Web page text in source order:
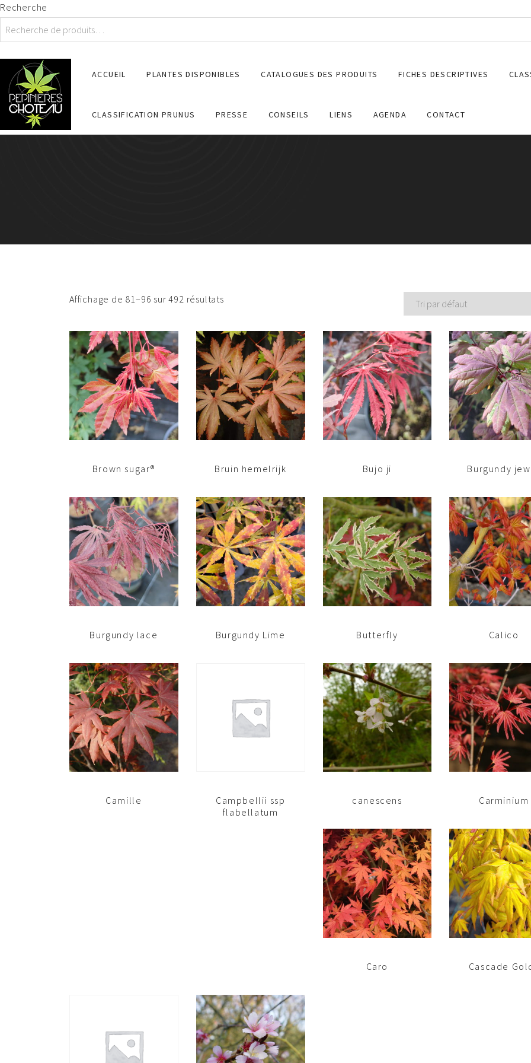
Recherche
ACCUEIL PLANTES DISPONIBLES CATALOGUES DES PRODUITS FICHES DESCRIPTIVES
CLASSIFICATION PRUNUS PRESSE CONSEILS LIENS AGENDA CONTACT
Affichage de 81–96 sur 492 résultats
Brown sugar® Bruin hemelrijk Bujo ji Burgundy
Burgundy lace Burgundy Lime Butterfly Calico
Camille
Campbellii ssp
flabellatum
canescens Carminium
Caro Cascade